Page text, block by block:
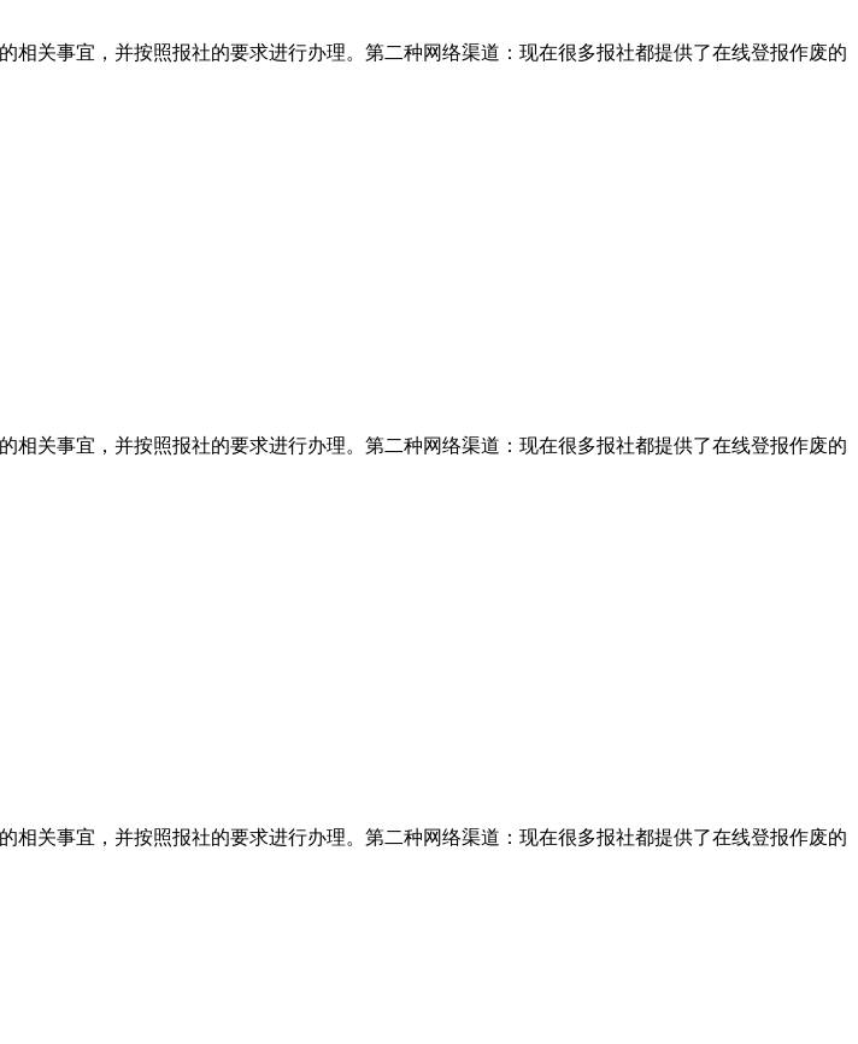
关事宜，并按照报社的要求进行办理。第二种网络渠道：现在很多报社都提供了在线登报作废的
关事宜，并按照报社的要求进行办理。第二种网络渠道：现在很多报社都提供了在线登报作废的
关事宜，并按照报社的要求进行办理。第二种网络渠道：现在很多报社都提供了在线登报作废的